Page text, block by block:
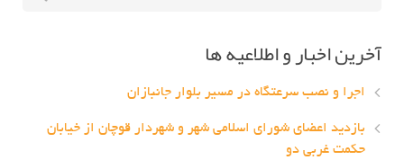
آخرین اخبار و اطلاعیه ها
اجرا و نصب سرعتگاه در مسیر بلوار جانبازان
بازدید اعضای شورای اسلامی شهر و شهردار قوچان از خیابان
حکمت غربی دو